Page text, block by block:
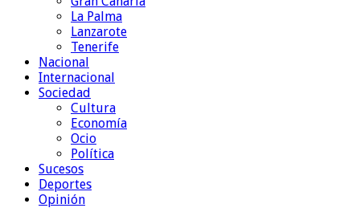
La Palma
Lanzarote
Tenerife
Nacional
Internacional
Sociedad
Cultura
Economía
Ocio
Política
Sucesos
Deportes
Opinión